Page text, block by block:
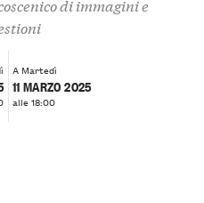
di immagini e
A Martedì
11 MARZO 2025
alle 18:00